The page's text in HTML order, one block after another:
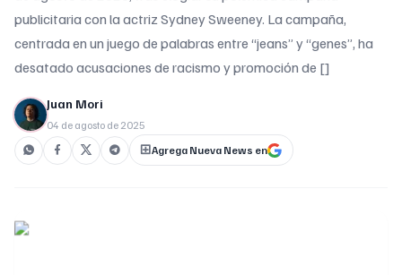
publicitaria con la actriz Sydney Sweeney. La campaña,
centrada en un juego de palabras entre “jeans” y “genes”, ha
desatado acusaciones de racismo y promoción de []
Juan Mori
04 de agosto de 2025
Agrega Nueva News en